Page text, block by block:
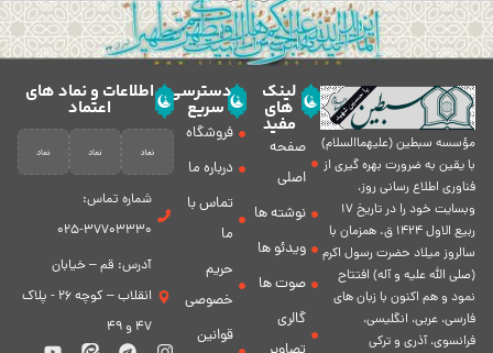
مؤسسه سبطين (عليهماالسلام)
با يقين به ضرورت بهره گیرى از
فناورى اطلاع رسانى روز،
وبسایت خود را در تاريخ 17
ربيع الاول 1424 ق. همزمان با
سالروز ميلاد حضرت رسول اكرم
(صلی الله علیه و آله) افتتاح
نمود و هم اكنون با زبان های
فارسی، عربى، انگلیسی،
فرانسوی، آذری و ترکی
لینک
های
مفید
صفحه
اصلی
نوشته ها
ویدئو ها
صوت ها
گالری
دسترسی
سریع
فروشگاه
درباره ما
تماس با
ما
حریم
خصوصی
قوانین
اطلاعات و نماد های
اعتماد
شماره تماس:
37703330-025
آدرس: قم – خیابان
انقلاب – کوچه 26 - پلاک
47 و 49